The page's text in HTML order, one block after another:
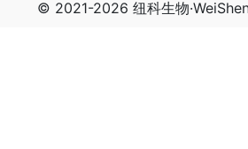
© 2021-2026 纽科生物